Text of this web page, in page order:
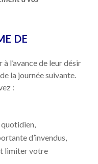
DE
l’avance de leur désir
la journée suivante.
:
d’invendus,
limiter votre